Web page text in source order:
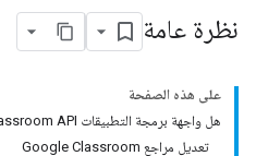
نظرة عامة
على هذه الصفحة
هل واجهة برمجة التطبيقات Classroom API هي الحلّ المناسب لي؟
تعديل مراجع Google Classroom